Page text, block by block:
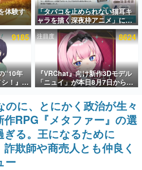
一覧
記事
が数千以上！ ページビュー数万以上！ などな
人々に読まれた、電ファミ渾身の“殿堂入り”記
ました。
企画書
クリエイターの方々に製作時のエピソードをお
ットする企画（ゲーム）とは何か？を探ってい
解いてはいけない。『赫本』は、〈試験問題〉
た短編ホラー小説集です。
体験す
ウィッ
コ語に
キング
ェコの
声
「タバコを止められない猫耳キ
ャラを描く深夜枠アニメ」に視
聴者の一部から批判意見。違法
薬物の使用と思しき描写も含め
て、BPOが議論を交わす
9185
“10年
！』
マン
ック」
ト、あ
ある！
注目度 8624
『VRChat』向け新作3Dモデル
「ニュイ」が本日8月7日から
BOOTHにて発売。瞳に光る星
や感情豊かな表情が、小悪魔か
わいい
のに、とにかく政治が生々
作RPG『メタファー』の選
ぎる。王になるために
欺師や商売人とも仲良く
ー